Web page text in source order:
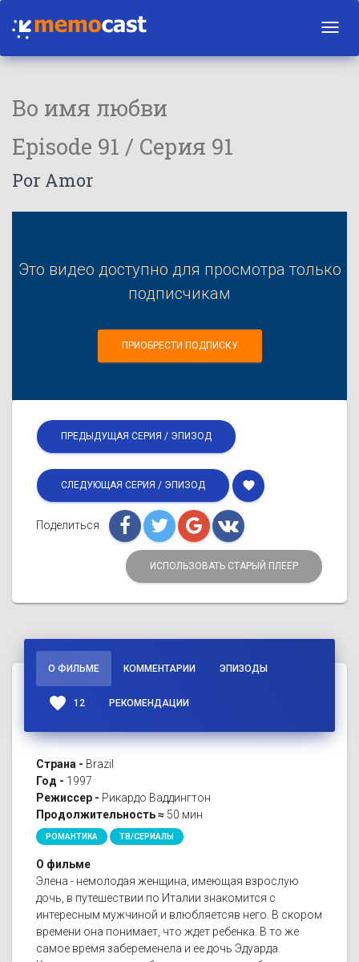
Во имя любви
Episode 91 / Серия 91
Por Amor
Это видео доступно для просмотра только
подписчикам
ПРИОБРЕСТИ ПОДПИСКУ
ПРЕДЫДУЩАЯ СЕРИЯ / ЭПИЗОД
СЛЕДУЮЩАЯ СЕРИЯ / ЭПИЗОД favorite
Поделиться
ИСПОЛЬЗОВАТЬ СТАРЫЙ ПЛЕЕР
О ФИЛЬМЕ КОММЕНТАРИИ ЭПИЗОДЫ
favorite 12 РЕКОМЕНДАЦИИ
Страна - Brazil
Год - 1997
Режиссер - Рикардо Ваддингтон
Продолжительность ≈ 50 мин
РОМАНТИКА ТВ/СЕРИАЛЫ
О фильме
Элена - немолодая женщина, имеющая взрослую
дочь, в путешествии по Италии знакомится с
интересным мужчиной и влюбляетсяв него. В скором
времени она понимает, что ждет ребенка. В то же
самое время забеременела и ее дочь Эдуарда.